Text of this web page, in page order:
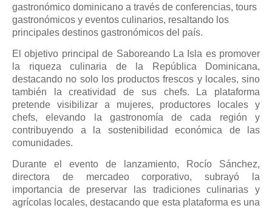
gastronómico dominicano a través de conferencias, tours
gastronómicos y eventos culinarios, resaltando los
principales destinos gastronómicos del país.
El objetivo principal de Saboreando La Isla es promover
la riqueza culinaria de la República Dominicana,
destacando no solo los productos frescos y locales, sino
también la creatividad de sus chefs. La plataforma
pretende visibilizar a mujeres, productores locales y
chefs, elevando la gastronomía de cada región y
contribuyendo a la sostenibilidad económica de las
comunidades.
Durante el evento de lanzamiento, Rocío Sánchez,
directora de mercadeo corporativo, subrayó la
importancia de preservar las tradiciones culinarias y
agrícolas locales, destacando que esta plataforma es una